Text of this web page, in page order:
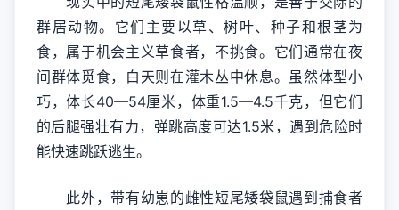
群居动物。它们主要以草、树叶、种子和根茎为
食，属于机会主义草食者，不挑食。它们通常在夜
间群体觅食，白天则在灌木丛中休息。虽然体型小
巧，体长40—54厘米，体重1.5—4.5千克，但它们
的后腿强壮有力，弹跳高度可达1.5米，遇到危险时
能快速跳跃逃生。
此外，带有幼崽的雌性短尾矮袋鼠遇到捕食者